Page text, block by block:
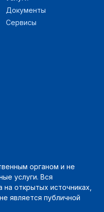
Документы
Сервисы
органом и не
услуги. Вся
открытых источниках,
является публичной